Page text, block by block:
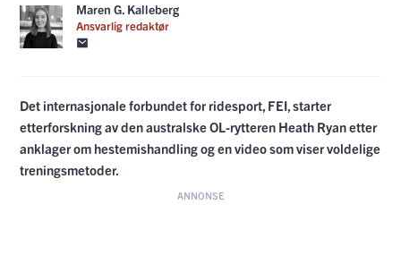
Maren G. Kalleberg
Ansvarlig redaktør
Det internasjonale forbundet for ridesport, FEI, starter
etterforskning av den australske OL-rytteren Heath Ryan etter
anklager om hestemishandling og en video som viser voldelige
treningsmetoder.